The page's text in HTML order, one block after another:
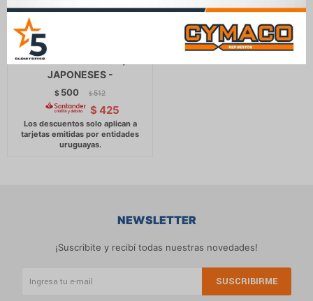
TAPON COMBUSTIBLE -
LADA CON ROSCA /
JAPONESES -
$ 500 $ 512
$ 425
NEWSLETTER
¡Suscribite y recibí todas nuestras novedades!
SUSCRIBIRME